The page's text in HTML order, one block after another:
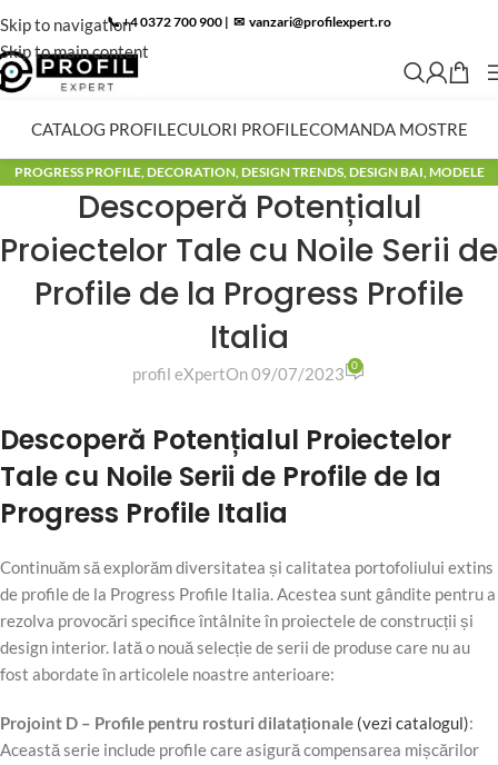
Skip to navigation
Skip to main content
📞 +4 0372 700 900 | ✉︎ vanzari@profilexpert.ro
CATALOG PROFILECULORI PROFILECOMANDA MOSTRE
PROGRESS PROFILE,DECORATION,DESIGN TRENDS,DESIGN BAI,MODELE
BAI,BLOG
Descoperă Potențialul
Proiectelor Tale cu Noile Serii de
Profile de la Progress Profile
Italia
profil eXpertOn 09/07/2023 0
Descoperă Potențialul Proiectelor
Tale cu Noile Serii de Profile de la
Progress Profile Italia
Continuăm să explorăm diversitatea și calitatea portofoliului extins
de profile de la Progress Profile Italia. Acestea sunt gândite pentru a
rezolva provocări specifice întâlnite în proiectele de construcții și
design interior. Iată o nouă selecție de serii de produse care nu au
fost abordate în articolele noastre anterioare:
Projoint D – Profile pentru rosturi dilataționale (vezi catalogul):
Această serie include profile care asigură compensarea mișcărilor